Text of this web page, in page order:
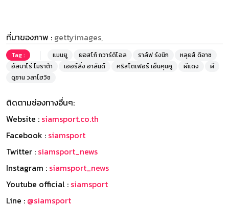
ที่มาของภาพ : gettyimages,
Tag : แมนยู ยอสโก้ กวาร์ดิโอล ราล์ฟ รังนิก
หลุยส์ ดิอาซ
อัลบาโร่ โมราต้า
เออร์ลิ่ง ฮาลันด์ คริสโตเฟอร์ เอ็นคุนคู ผีแดง
ผี
ดูซาน วลาโฮวิช
ติดตามช่องทางอื่นๆ:
Website : siamsport.co.th
Facebook : siamsport
Twitter : siamsport_news
Instagram : siamsport_news
Youtube official : siamsport
Line : @siamsport